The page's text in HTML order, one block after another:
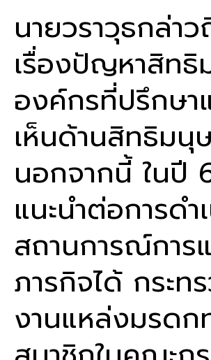
นายวราวุธกล่า
เรื่องปัญหาสิทธิ
องค์กรที่ปรึกษา
เห็นด้านสิทธิม
นอกจากนี้ ในปี
แนะนำต่อการด
สถานการณ์การ
ภารกิจได้ กระ
งานแหล่งมรดก